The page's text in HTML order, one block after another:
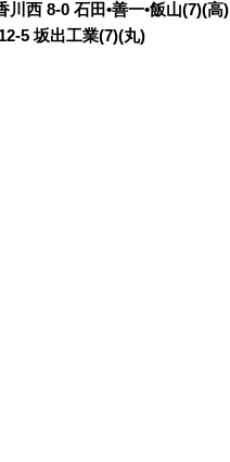
川西 8-0 石田•善一•飯山(7)(高)
5 坂出工業(7)(丸)